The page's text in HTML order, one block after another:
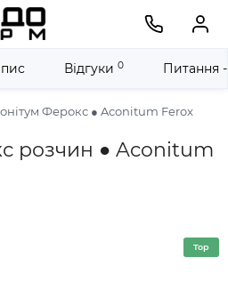
Ферокс ● Aconitum Ferox
розчин ● Aconitum
Відгуки 0 Питання
Top